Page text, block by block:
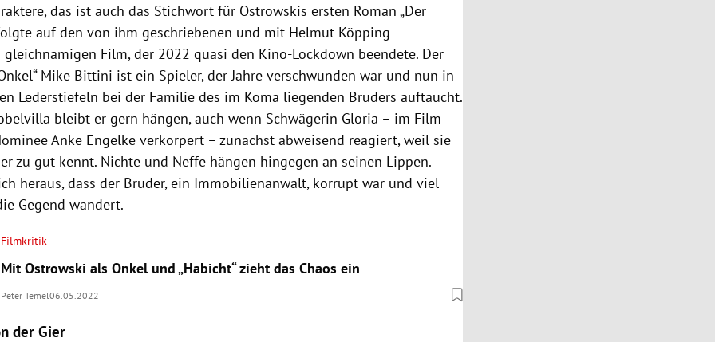
das ist auch das Stichwort für Ostrowskis ersten Roman „Der
auf den von ihm geschriebenen und mit Helmut Köpping
Film, der 2022 quasi den Kino-Lockdown beendete. Der
Mike Bittini ist ein Spieler, der Jahre verschwunden war und nun in
Lederstiefeln bei der Familie des im Koma liegenden Bruders auftaucht.
bleibt er gern hängen, auch wenn Schwägerin Gloria – im Film
Anke Engelke verkörpert – zunächst abweisend reagiert, weil sie
zu gut kennt. Nichte und Neffe hängen hingegen an seinen Lippen.
heraus, dass der Bruder, ein Immobilienanwalt, korrupt war und viel
Gegend wandert.
Filmkritik
Mit Ostrowski als Onkel und „Habicht“ zieht das Chaos ein
Peter Temel06.05.2022
der Gier